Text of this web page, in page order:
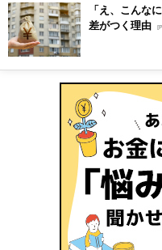
「え、こんな
差がつく理由